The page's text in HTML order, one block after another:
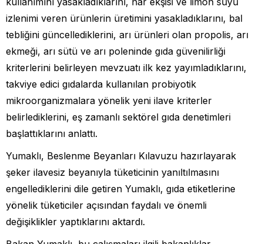
izlenimi veren ürünlerin üretimini yasakladıklarını, bal
tebliğini güncellediklerini, arı ürünleri olan propolis, arı
ekmeği, arı sütü ve arı poleninde gıda güvenilirliği
kriterlerini belirleyen mevzuatı ilk kez yayımladıklarını,
takviye edici gıdalarda kullanılan probiyotik
mikroorganizmalara yönelik yeni ilave kriterler
belirlediklerini, eş zamanlı sektörel gıda denetimleri
başlattıklarını anlattı.
Yumaklı, Beslenme Beyanları Kılavuzu hazırlayarak
şeker ilavesiz beyanıyla tüketicinin yanıltılmasını
engellediklerini dile getiren Yumaklı, gıda etiketlerine
yönelik tüketiciler açısından faydalı ve önemli
değişiklikler yaptıklarını aktardı.